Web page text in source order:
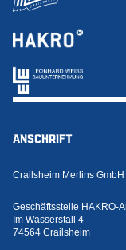
ANSCHRIFT
Crailsheim Merlins GmbH
Geschäftsstelle HAKRO-
Im Wasserstall 4
74564 Crailsheim